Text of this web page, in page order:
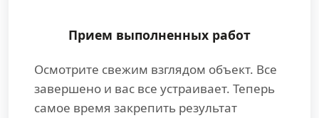
Прием выполненных работ
Осмотрите свежим взглядом объект. Все
завершено и вас все устраивает. Теперь
самое время закрепить результат